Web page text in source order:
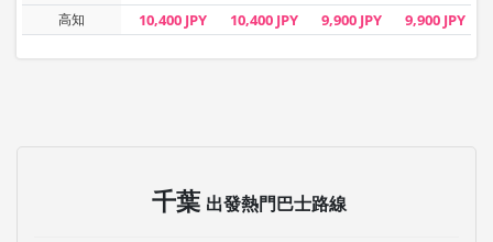
高知 10,400 JPY 10,400 JPY 9,900 JPY 9,900 JPY
千葉 出發熱門巴士路線